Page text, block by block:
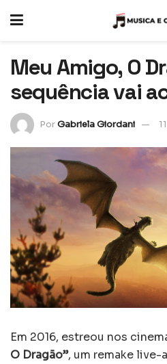
Meu Amigo, O
sequência vai
PorGabriela Giordani
Em 2016, estreou nos
O Dragão”, um remake